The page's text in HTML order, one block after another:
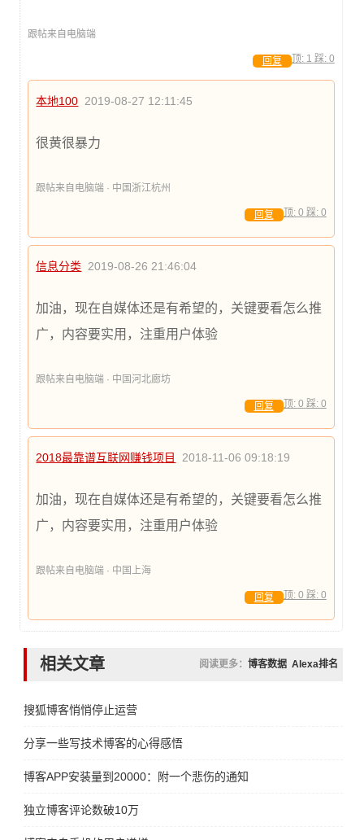
跟帖来自电脑端
顶: 1 踩: 0
回复
本地100 2019-08-27 12:11:45
很黄很暴力
跟帖来自电脑端 · 中国浙江杭州
顶: 0 踩: 0
回复
信息分类 2019-08-26 21:46:04
加油，现在自媒体还是有希望的，关键要看怎么推
广，内容要实用，注重用户体验
跟帖来自电脑端 · 中国河北廊坊
顶: 0 踩: 0
回复
2018最靠谱互联网赚钱项目 2018-11-06 09:18:19
加油，现在自媒体还是有希望的，关键要看怎么推
广，内容要实用，注重用户体验
跟帖来自电脑端 · 中国上海
顶: 0 踩: 0
回复
相关文章 阅读更多： 博客数据 Alexa排名
搜狐博客悄悄停止运营
分享一些写技术博客的心得感悟
博客APP安装量到20000：附一个悲伤的通知
独立博客评论数破10万